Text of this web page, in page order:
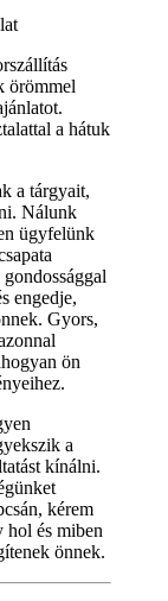
örömmel
a hátuk
a tárgyait,
Nálunk
ügyfelünk
engedje,
Gyors,
ön
a
kínálni.
kérem
hol és miben
önnek.